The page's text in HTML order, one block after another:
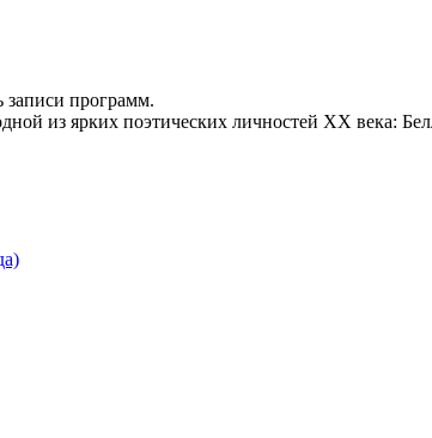
записи программ.
из ярких поэтических личностей ХХ века: